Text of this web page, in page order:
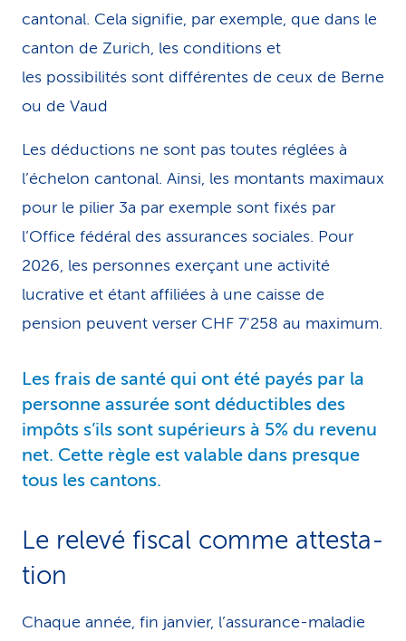
cantonal. Cela signifie, par exemple, que dans le
canton de Zurich, les conditions et
les possibilités sont différentes de ceux de Berne
ou de Vaud
Les déductions ne sont pas toutes réglées à
l’échelon cantonal. Ainsi, les montants maximaux
pour le pilier 3a par exemple sont fixés par
l’Office fédéral des assurances sociales. Pour
2026, les personnes exerçant une activité
lucrative et étant affiliées à une caisse de
pension peuvent verser CHF 7'258 au maximum.
Les frais de santé qui ont été payés par la
personne assurée sont déductibles des
impôts s’ils sont supérieurs à 5% du revenu
net. Cette règle est valable dans presque
tous les cantons.
Le relevé fiscal comme at­tes­ta­
tion
Chaque année, fin janvier, l’assurance-maladie